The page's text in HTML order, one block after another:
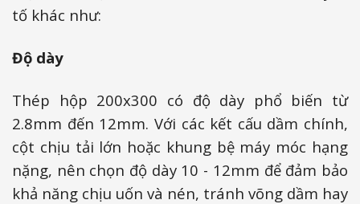
tố khác như:
Độ dày
Thép hộp 200x300 có độ dày phổ biến từ
2.8mm đến 12mm. Với các kết cấu dầm chính,
cột chịu tải lớn hoặc khung bệ máy móc hạng
nặng, nên chọn độ dày 10 - 12mm để đảm bảo
khả năng chịu uốn và nén, tránh võng dầm hay